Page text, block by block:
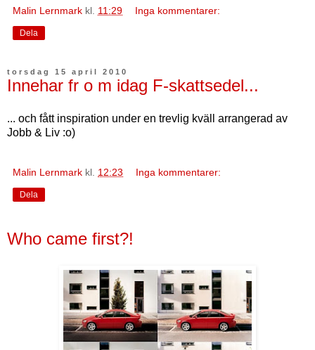
Malin Lernmark kl. 11:29 Inga kommentarer:
Dela
torsdag 15 april 2010
Innehar fr o m idag F-skattsedel...
... och fått inspiration under en trevlig kväll arrangerad av
Jobb & Liv :o)
Malin Lernmark kl. 12:23 Inga kommentarer:
Dela
Who came first?!